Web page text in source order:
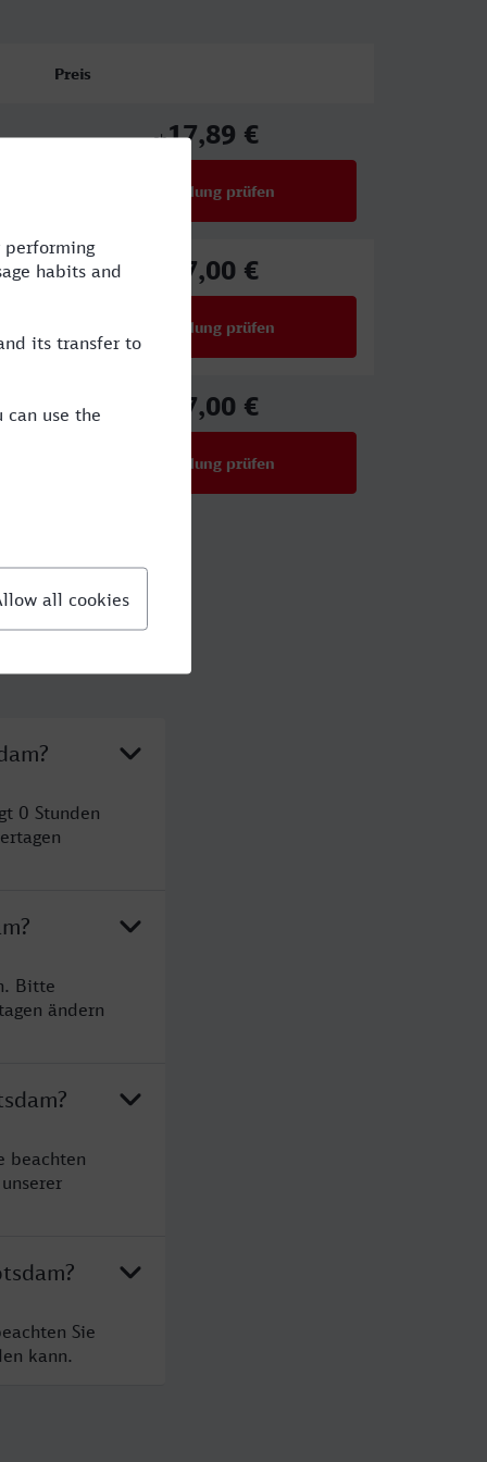
Preis
ab17,89 €
Verbindung prüfen
27,00 €
Verbindung prüfen
27,00 €
Verbindung prüfen
0 Stunden
Bitte
ändern
beachten
Sie
kann.